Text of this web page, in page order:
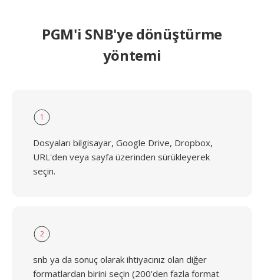
PGM'i SNB'ye dönüştürme
yöntemi
1
Dosyaları bilgisayar, Google Drive, Dropbox,
URL'den veya sayfa üzerinden sürükleyerek
seçin.
2
snb ya da sonuç olarak ihtiyacınız olan diğer
formatlardan birini seçin (200'den fazla format